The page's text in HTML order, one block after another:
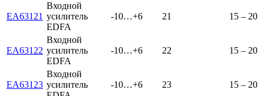
EA63121
Входной
усилитель
EDFA
-10…+6 21 15 – 20
EA63122
Входной
усилитель
EDFA
-10…+6 22 15 – 20
EA63123
Входной
усилитель
-10…+6 23 15 – 20